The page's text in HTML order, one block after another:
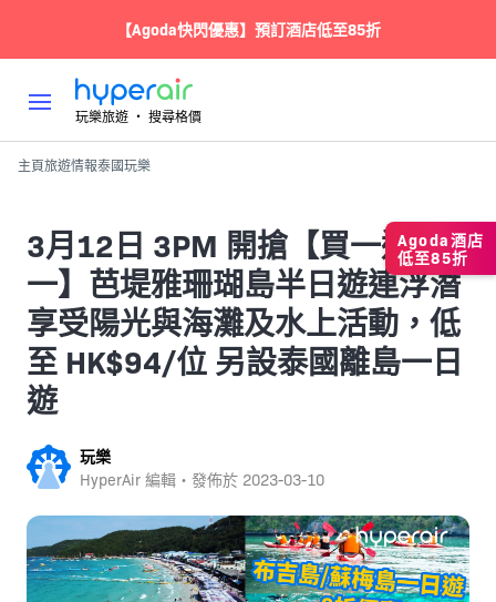
【Agoda快閃優惠】預訂酒店低至85折
玩樂旅遊 ‧ 搜尋格價
主頁旅遊情報泰國玩樂
3月12日 3PM 開搶【買一送
一】芭堤雅珊瑚島半日遊連浮潛
享受陽光與海灘及水上活動，低
至 HK$94/位 另設泰國離島一日
遊
玩樂
HyperAir 編輯・發佈於 2023-03-10
Agoda酒店
低至85折